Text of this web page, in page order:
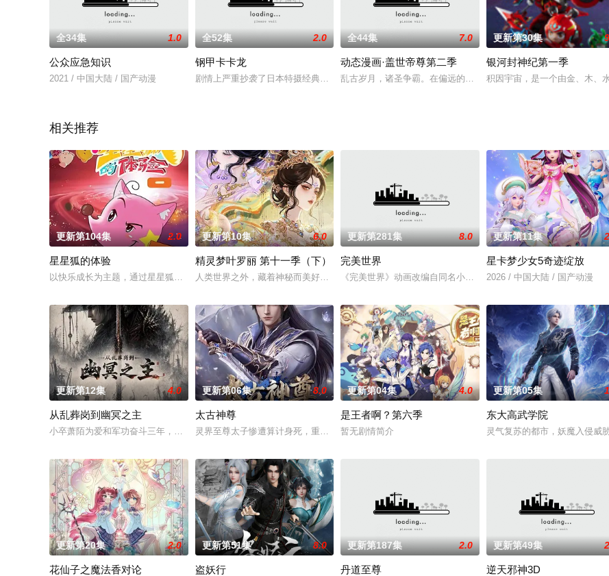
全34集 1.0
公众应急知识
2021 / 中国大陆 / 国产动漫
全52集 2.0
钢甲卡卡龙
剧情上严重抄袭了日本特摄经典《铁甲小宝》机器西元3000年，人类已经生活在一个充满机器的时代了
全44集 7.0
动态漫画·盖世帝尊第二季
乱古岁月，诸圣争霸。在偏远的青州小城内，有一座青山学院，一
更新第30集
银河封神纪第一季
积因宇宙，是一个由金、木、
相关推荐
更新第104集 2.0
星星狐的体验
以快乐成长为主题，通过星星狐演绎不同的职业角色，帮助了孩子们了解职业，带领他们找寻到自己的兴趣与爱好，树立职业理想，并不断为这
更新第10集 6.0
精灵梦叶罗丽 第十一季（下）
人类世界之外，藏着神秘而美好的叶罗丽仙境。这里的仙子因自然与人类世界的兴衰而生，也与万物命运
更新第281集 8.0
完美世界
《完美世界》动画改编自同名小说。他为修道而生，为应劫而至
更新第11集
星卡梦少女5奇迹绽放
2026 / 中国大陆 / 国产动漫
更新第12集 4.0
从乱葬岗到幽冥之主
小卒萧陌为爱和军功奋斗三年，却被恋人柳莺儿与将军之子赵昊联手背叛，残忍杀害后抛尸乱葬岗。濒死之际，他唤醒了上古魔刀“幽冥”，获得
更新第06集 8.0
太古神尊
灵界至尊太子惨遭算计身死，重生跌落凡尘沦为底层杂役！身怀绝世造化神丹与逆天功法，仅凭一柄锈剑
更新第04集 4.0
是王者啊？第六季
暂无剧情简介
更新第05集
东大高武学院
灵气复苏的都市，妖魔入侵威
更新第20集 2.0
花仙子之魔法香对论
更新第51集 8.0
盗妖行
更新第187集 2.0
丹道至尊
更新第49集
逆天邪神3D